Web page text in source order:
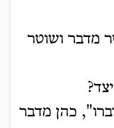
מדבר ושוטר
כהן מדבר